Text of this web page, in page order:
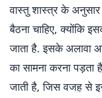
वास्तु शास्त्र के अनुसार
बैठना चाहिए, क्योंकि
जाता है. इसके अलावा
का सामना करना
जाती है, जिस वजह से